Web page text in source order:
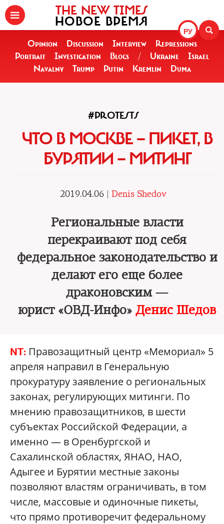
РУ
THE NEW TIMES
НОВОЕ ВРЕМЯ
Opinion Discussion Interview
Repressions
Portrait
Investigation Blogs / Ukraine
Israel
Navalny
Trump Putin Kremlin Duma
#PROTESTS
ЧТО В МОСКВЕ — ПИКЕТ, В
БУРЯТИИ — МИТИНГ
2019.04.06 | Denis Shedov
Региональные власти
перекраивают под себя
федеральное законодательство и
делают его еще более
драконовским —
юрист «ОВД-Инфо» Денис Шедов
NT: Правозащитный центр «Мемориал» 5
апреля направил в Генеральную
прокуратуру заявление о региональных
законах, регулирующих митинги. По
мнению правозащитников, в шести
субъектах Российской Федерации, а
именно — в Оренбургской и
Сахалинской областях, ЯНАО, НАО,
Адыгее и Бурятии местные законы
позволяют властям ограничивать, в том
числе, массовые и одиночные пикеты,
что прямо противоречит федеральному